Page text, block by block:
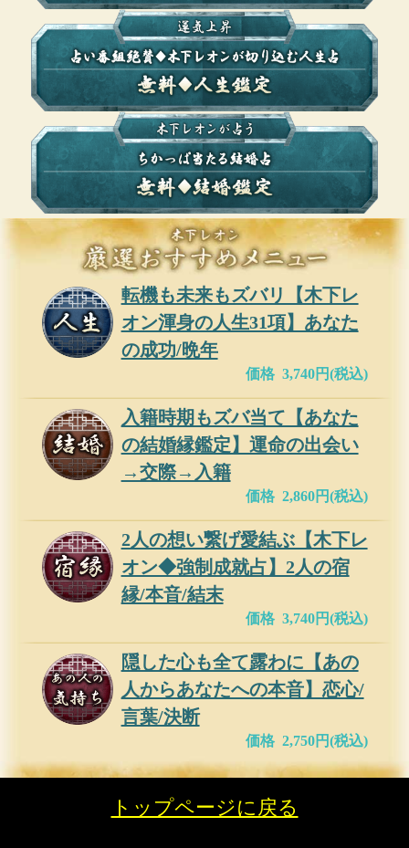
転機も未来もズバリ【木下レ
オン渾身の人生31項】あなた
の成功/晩年
価格 3,740円(税込)
入籍時期もズバ当て【あなた
の結婚縁鑑定】運命の出会い
→交際→入籍
価格 2,860円(税込)
2人の想い繋げ愛結ぶ【木下レ
オン◆強制成就占】2人の宿
縁/本音/結末
価格 3,740円(税込)
隠した心も全て露わに【あの
人からあなたへの本音】恋心/
言葉/決断
価格 2,750円(税込)
トップページに戻る